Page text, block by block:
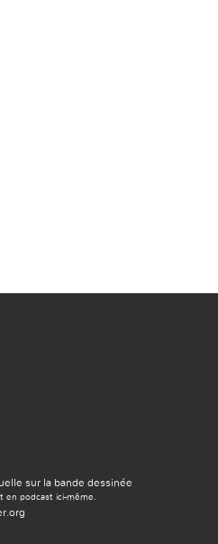
sur la bande dessinée
en podcast ici-même.